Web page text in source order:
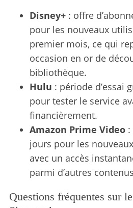
Disney+: offre
pour les nouveaux
premier mois, ce qui
occasion en or de
bibliothèque.
Hulu : période d’essai
pour tester le service
financièrement.
Amazon Prime Video:
jours pour les
avec un accès
parmi d’autres
Questions fréquentes sur